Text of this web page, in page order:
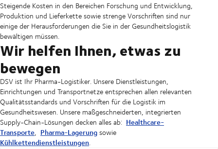
Steigende Kosten in den Bereichen Forschung und Entwicklung,
Produktion und Lieferkette sowie strenge Vorschriften sind nur
einige der Herausforderungen die Sie in der Gesundheitslogistik
bewältigen müssen.
Wir helfen Ihnen, etwas zu
bewegen
DSV ist Ihr Pharma-Logistiker. Unsere Dienstleistungen,
Einrichtungen und Transportnetze entsprechen allen relevanten
Qualitätsstandards und Vorschriften für die Logistik im
Gesundheitswesen. Unsere maßgeschneiderten, integrierten
Supply-Chain-Lösungen decken alles ab: Healthcare-
Transporte, Pharma-Lagerungsowie
Kühlkettendienstleistungen.